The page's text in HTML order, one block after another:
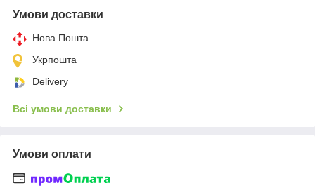
Умови доставки
Нова Пошта
Укрпошта
Delivery
Всі умови доставки
Умови оплати